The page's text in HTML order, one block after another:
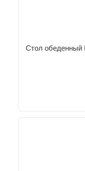
Стол обеденный